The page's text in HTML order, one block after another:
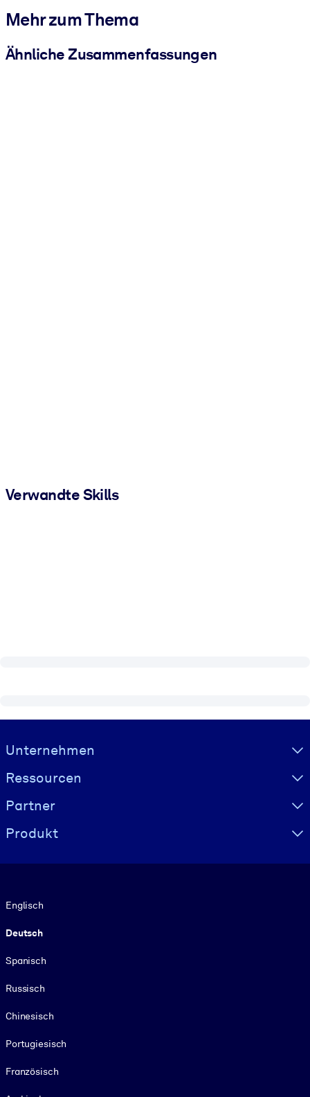
Mehr zum Thema
Ähnliche Zusammenfassungen
Verwandte Skills
Visually hidden Text
Unternehmen
Ressourcen
Partner
Produkt
Englisch
Deutsch
Spanisch
Russisch
Chinesisch
Portugiesisch
Französisch